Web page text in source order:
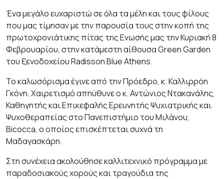
Ένα μεγάλο ευχαριστώ σε όλα τα μέλη και τους φίλους
που μας τίμησαν με την παρουσία τους στην κοπή της
πρωτοχρονιάτικης πίτας της Ενωσής μας την Κυριακή 8
Φεβρουαρίου, στην κατάμεστη αίθουσα Green Garden
του ξενοδοχείου Radisson Blue Athens.
Το καλωσόρισμα έγινε από την Πρόεδρο, κ. Καλλιρρόη
Γκόνη. Χαιρετισμό απηύθυνε ο κ. Αντώνιος Ντακανάλης,
Καθηγητής και Επικεφαλής Ερευνητής Ψυχιατρικής και
Ψυχοθεραπείας στο Πανεπιστήμιο του Μιλάνου,
Bicocca, ο οποίος επισκέπτεται συχνά τη
Μαδαγασκάρη.
Στη συνέχεια ακολούθησε καλλιτεχνικό πρόγραμμα με
παραδοσιακούς χορούς και τραγούδια της